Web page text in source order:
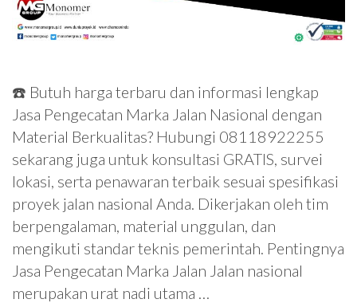
☎️ Butuh harga terbaru dan informasi lengkap
Jasa Pengecatan Marka Jalan Nasional dengan
Material Berkualitas? Hubungi 08118922255
sekarang juga untuk konsultasi GRATIS, survei
lokasi, serta penawaran terbaik sesuai spesifikasi
proyek jalan nasional Anda. Dikerjakan oleh tim
berpengalaman, material unggulan, dan
mengikuti standar teknis pemerintah. Pentingnya
Jasa Pengecatan Marka Jalan Jalan nasional
merupakan urat nadi utama …